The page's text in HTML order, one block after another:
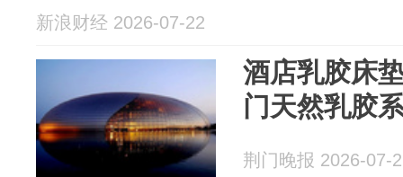
新浪财经 2026-07-22
酒店乳胶床
门天然乳胶
荆门晚报 2026-07-